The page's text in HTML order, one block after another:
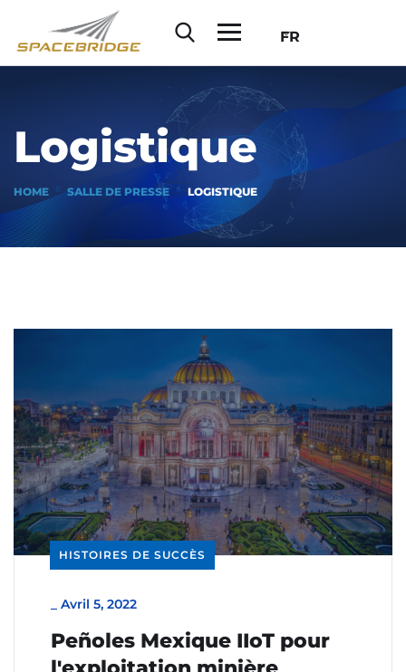
FR
Logistique
HOME SALLE DE PRESSE LOGISTIQUE
HISTOIRES DE SUCCÈS
Avril 5, 2022
Peñoles Mexique IIoT pour